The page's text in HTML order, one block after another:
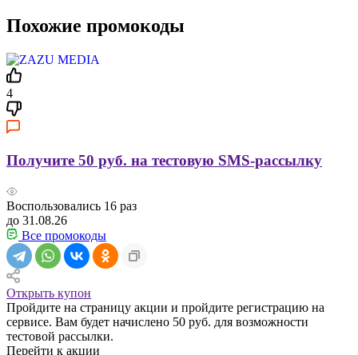
Похожие промокоды
4
Получите 50 руб. на тестовую SMS-рассылку
Воспользовались 16 раз
до 31.08.26
Все промокоды
Открыть купон
Пройдите на страницу акции и пройдите регистрацию на
сервисе. Вам будет начислено 50 руб. для возможности
тестовой рассылки.
Перейти к акции